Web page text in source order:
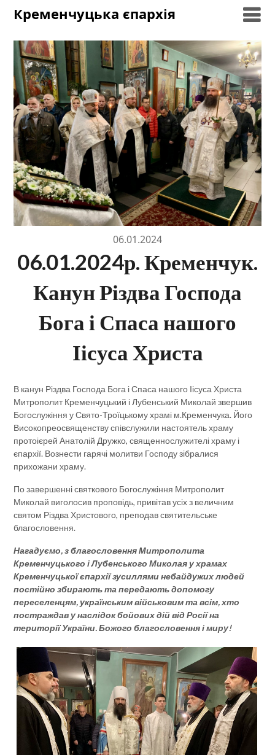
SkipКременчуцька єпархія
06.01.2024
06.01.2024р. Кременчук.
Канун Різдва Господа
Бога і Спаса нашого
Іісуса Христа
В канун Різдва Господа Бога і Спаса нашого Іісуса Христа
Митрополит Кременчуцький і Лубенський Миколай звершив
Богослужіння у Свято-Троїцькому храмі м.Кременчука. Його
Високопреосвященству співслужили настоятель храму
протоієрей Анатолій Дружко, священнослужителі храму і
єпархії. Вознести гарячі молитви Господу зібралися
прихожани храму.
По завершенні святкового Богослужіння Митрополит
Миколай виголосив проповідь, привітав усіх з величним
святом Різдва Христового, преподав святительське
благословення.
Нагадуємо, з благословення Митрополита
Кременчуцького і Лубенського Миколая у храмах
Кременчуцької єпархії зусиллями небайдужих людей
постійно збирають та передають допомогу
переселенцям, українським військовим та всім, хто
постраждав у наслідок бойових дій від Росії на
території України. Божого благословення і миру!